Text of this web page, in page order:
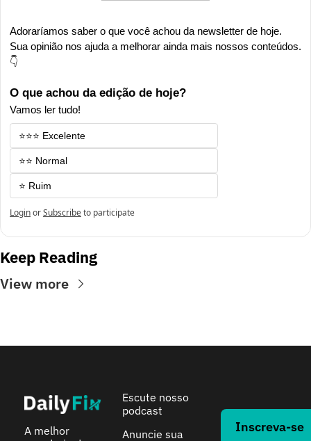
Adoraríamos saber o que você achou da newsletter de hoje.
Sua opinião nos ajuda a melhorar ainda mais nossos conteúdos.
👇
O que achou da edição de hoje?
Vamos ler tudo!
⭐⭐⭐ Excelente
⭐⭐ Normal
⭐ Ruim
LoginorSubscribeto participate
Keep Reading
View more
A melhor
Escute nosso
podcast
Anuncie sua
Inscreva-se